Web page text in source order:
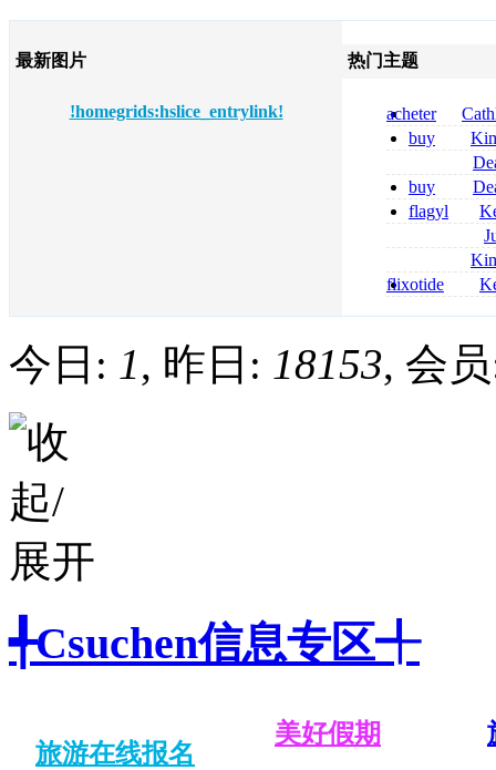
最新图片
!homegrids:hslice_entrylink!
热门主题
acheter
dapsone site
buy
zolpidem usa
tizanidine
sans
buy
pregabalin
pregabalin
flagyl
online
roxithromycin
sécurité
nolvadex
flixotide
今日: 1, 昨日: 18153, 会
╃Csuchen信息专区╃
旅游在线报名
美好假期